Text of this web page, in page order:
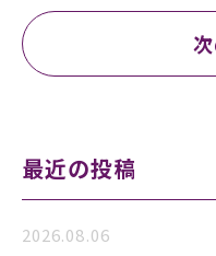
最近の投稿
2026.08.06